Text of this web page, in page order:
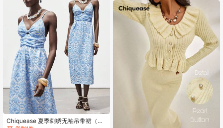
Chiquease 夏季刺绣无袖吊带裙（不